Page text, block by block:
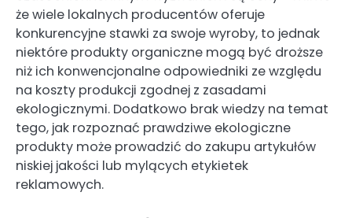
że wiele lokalnych producentów oferuje
konkurencyjne stawki za swoje wyroby, to jednak
niektóre produkty organiczne mogą być droższe
niż ich konwencjonalne odpowiedniki ze względu
na koszty produkcji zgodnej z zasadami
ekologicznymi. Dodatkowo brak wiedzy na temat
tego, jak rozpoznać prawdziwe ekologiczne
produkty może prowadzić do zakupu artykułów
niskiej jakości lub mylących etykietek
reklamowych.